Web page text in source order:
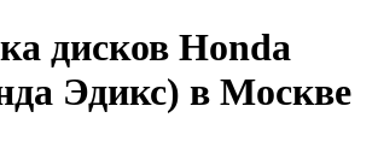
дисков Honda
Эдикс) в Москве